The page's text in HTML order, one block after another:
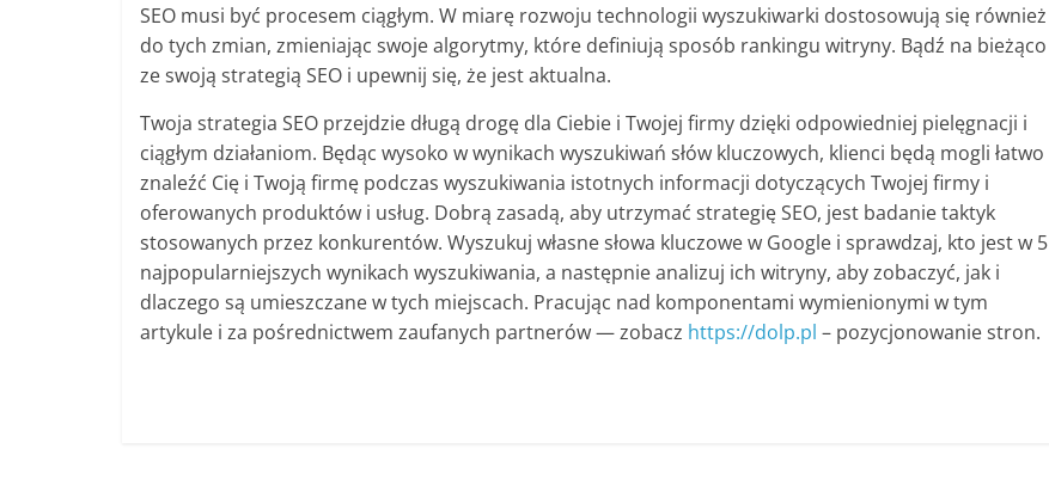
SEO musi być procesem ciągłym. W miarę rozwoju technologii wyszukiwarki dostosowują się również
do tych zmian, zmieniając swoje algorytmy, które definiują sposób rankingu witryny. Bądź na bieżąco
ze swoją strategią SEO i upewnij się, że jest aktualna.
Twoja strategia SEO przejdzie długą drogę dla Ciebie i Twojej firmy dzięki odpowiedniej pielęgnacji i
ciągłym działaniom. Będąc wysoko w wynikach wyszukiwań słów kluczowych, klienci będą mogli łatwo
znaleźć Cię i Twoją firmę podczas wyszukiwania istotnych informacji dotyczących Twojej firmy i
oferowanych produktów i usług. Dobrą zasadą, aby utrzymać strategię SEO, jest badanie taktyk
stosowanych przez konkurentów. Wyszukuj własne słowa kluczowe w Google i sprawdzaj, kto jest w 5
najpopularniejszych wynikach wyszukiwania, a następnie analizuj ich witryny, aby zobaczyć, jak i
dlaczego są umieszczane w tych miejscach. Pracując nad komponentami wymienionymi w tym
artykule i za pośrednictwem zaufanych partnerów — zobacz https://dolp.pl – pozycjonowanie stron.